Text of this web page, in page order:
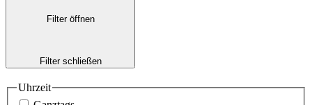
Filter öffnen
Filter schließen
Uhrzeit